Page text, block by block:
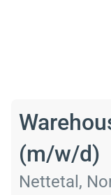
(m/w/d)
Nettetal,